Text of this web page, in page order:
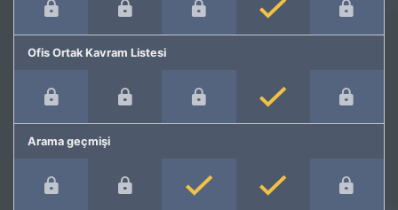
Ofis Ortak Kavram Listesi
Arama geçmişi